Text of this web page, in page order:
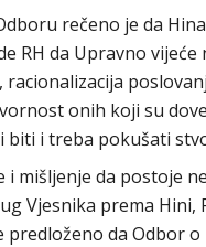
rečeno je da
RH da Upravno
onih koji su
biti i treba pokušati
i mišljenje da postoje
Vjesnika prema Hini,
predloženo da Odbor